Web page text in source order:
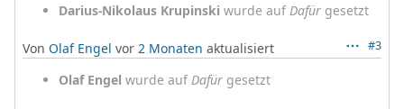
Darius-Nikolaus Krupinski wurde auf Dafür gesetzt
#3
Von Olaf Engel vor 2 Monaten aktualisiert
Olaf Engel wurde auf Dafür gesetzt